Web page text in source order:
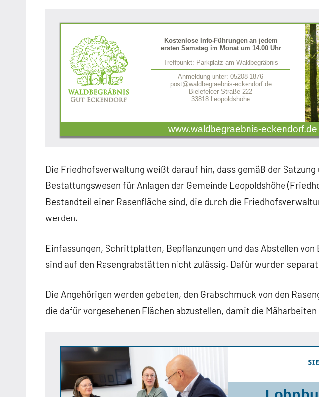
Kostenlose Info-Führungen an jedem
ersten Samstag im Monat um 14.00 Uhr
Treffpunkt: Parkplatz am Waldbegräbnis
Anmeldung unter: 05208-1876
post@waldbegraebnis-eckendorf.de
Bielefelder Straße 222
33818 Leopoldshöhe
www.waldbegraebnis-eckendorf.de
Die Friedhofsverwaltung weißt darauf hin, dass gemäß der Satzung
Bestattungswesen für Anlagen der Gemeinde Leopoldshöhe
Bestandteil einer Rasenfläche sind, die durch die
werden.
Einfassungen, Schrittplatten, Bepflanzungen und das Abstellen von
sind auf den Rasengrabstätten nicht zulässig. Dafür wurden
Die Angehörigen werden gebeten, den Grabschmuck von den
die dafür vorgesehenen Flächen abzustellen, damit die
Anzeige